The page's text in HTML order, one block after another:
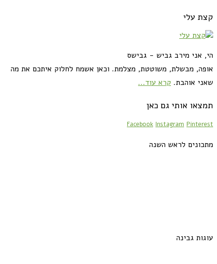
קצת עלי
הי, אני מירב גביש - גבישס
אופה, מבשלת, משוטטת, מצלמת. וכאן אשמח לחלוק איתכם את מה
שאני אוהבת. קרא עוד...
תמצאו אותי גם כאן
Facebook Instagram Pinterest
מתכונים לראש השנה
עוגות גבינה